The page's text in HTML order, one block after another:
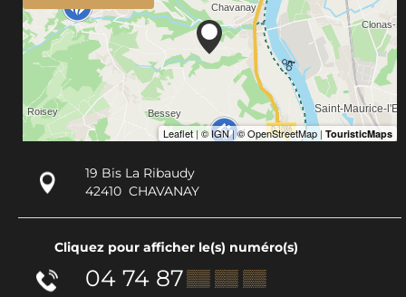
19 Bis La Ribaudy
42410 CHAVANAY
Cliquez pour afficher le(s) numéro(s)
04 74 87▒▒ ▒▒ ▒▒